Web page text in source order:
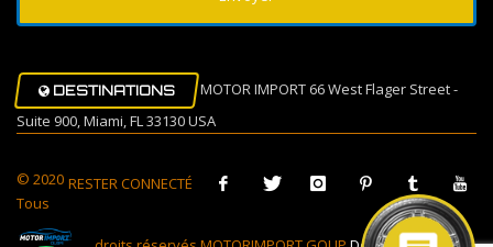
DESTINATIONS
MOTOR IMPORT 66 West Flager Street -
Suite 900, Miami, FL 33130 USA
RESTER CONNECTÉ
© 2020
Tous